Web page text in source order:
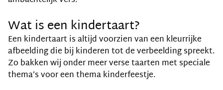
Wat is een kindertaart?
Een kindertaart is altijd voorzien van een kleurrijke
afbeelding die bij kinderen tot de verbeelding spreekt.
Zo bakken wij onder meer verse taarten met speciale
thema’s voor een thema kinderfeestje.